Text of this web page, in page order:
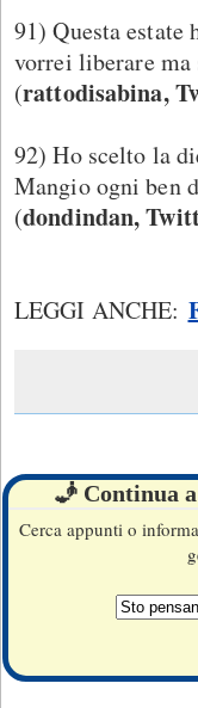
91) Questa
vorrei liberare
(rattodisabina,
92) Ho scelto la
Mangio ogni ben
(dondindan,
LEGGI ANCHE:
🧞 Continua
Cerca appunti o